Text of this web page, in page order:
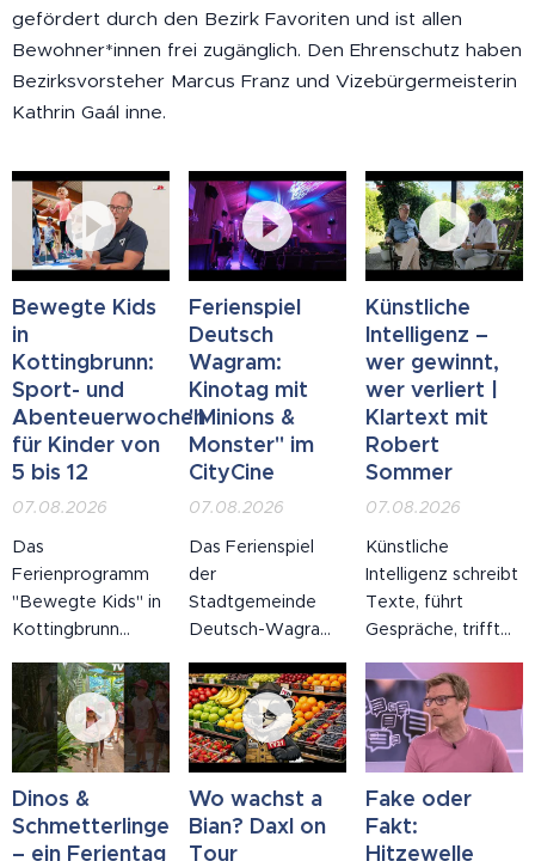
gefördert durch den Bezirk Favoriten und ist allen
Bewohner*innen frei zugänglich. Den Ehrenschutz haben
Bezirksvorsteher Marcus Franz und Vizebürgermeisterin
Kathrin Gaál inne.
Bewegte Kids
in
Kottingbrunn:
Sport- und
Abenteuerwochen
für Kinder von
5 bis 12
07.08.2026
Das
Ferienprogramm
"Bewegte Kids" in
Kottingbrunn
Abenteuerwochen
für Kinder von fünf
bis zwölf Jahren,
betreut von
ausgebildeten
Pädagoginnen,
Sportlehrern und
Ferienspiel
Deutsch
Wagram:
Kinotag mit
"Minions &
Monster" im
CityCine
07.08.2026
Das Ferienspiel
der
Stadtgemeinde
Deutsch-Wagram
Am Freitag, dem 7.
August 2026, lud
die Stadt zum
Ferienprogramm-
Kinotag ins
CityCine Stadtkino
in der
Künstliche
Intelligenz –
wer gewinnt,
wer verliert |
Klartext mit
Robert
Sommer
07.08.2026
Künstliche
Intelligenz schreibt
Texte, führt
Gespräche, trifft
und niemand hat
uns gefragt, ob wir
das wollen. In
dieser Ausgabe
von Klartext mit
Robert Sommer
reden wir ohne
Dinos &
Schmetterlinge
– ein Ferientag
Wo wachst a
Bian? Daxl on
Tour
Fake oder
Fakt:
Hitzewelle